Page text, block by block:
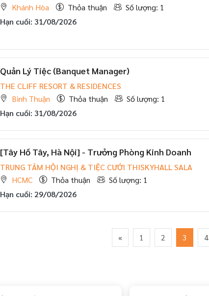
Khánh Hòa
Thỏa thuận
Số lượng: 1
Hạn cuối: 31/08/2026
Quản Lý Tiệc (Banquet Manager)
THE CLIFF RESORT & RESIDENCES
Bình Thuận
Thỏa thuận
Số lượng: 1
Hạn cuối: 31/08/2026
[Tây Hồ Tây, Hà Nội] - Trưởng Phòng Kinh Doanh
TRUNG TÂM HỘI NGHỊ & TIỆC CƯỚI THISKYHALL SALA
HCMC
Thỏa thuận
Số lượng: 1
Hạn cuối: 29/08/2026
« 1 2 3 4